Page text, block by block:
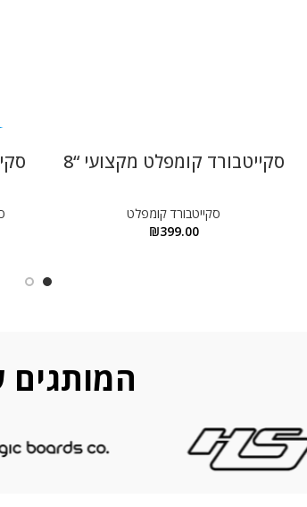
סקייטבורד קומפלט מקצועי “8
סקייטבורד קומפלט
₪399.00
המותגים